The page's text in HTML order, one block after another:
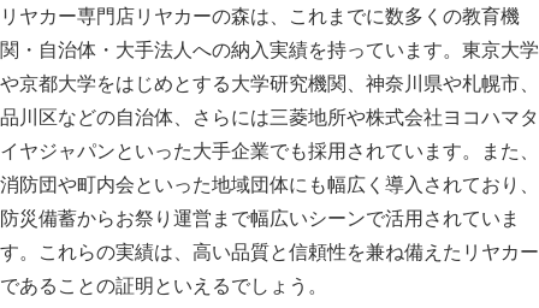
リヤカー専門店リヤカーの森は、これまでに数多くの教育機
関・自治体・大手法人への納入実績を持っています。東京大学
や京都大学をはじめとする大学研究機関、神奈川県や札幌市、
品川区などの自治体、さらには三菱地所や株式会社ヨコハマタ
イヤジャパンといった大手企業でも採用されています。また、
消防団や町内会といった地域団体にも幅広く導入されており、
防災備蓄からお祭り運営まで幅広いシーンで活用されていま
す。これらの実績は、高い品質と信頼性を兼ね備えたリヤカー
であることの証明といえるでしょう。